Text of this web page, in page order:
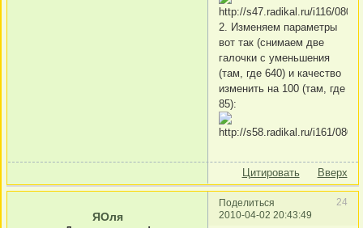
2. Изменяем параметры
вот так (снимаем две
галочки с уменьшения
(там, где 640) и качество
изменить на 100 (там, где
85):
Цитировать Вверх
Поделиться
24
2010-04-02 20:43:49
ЯОля